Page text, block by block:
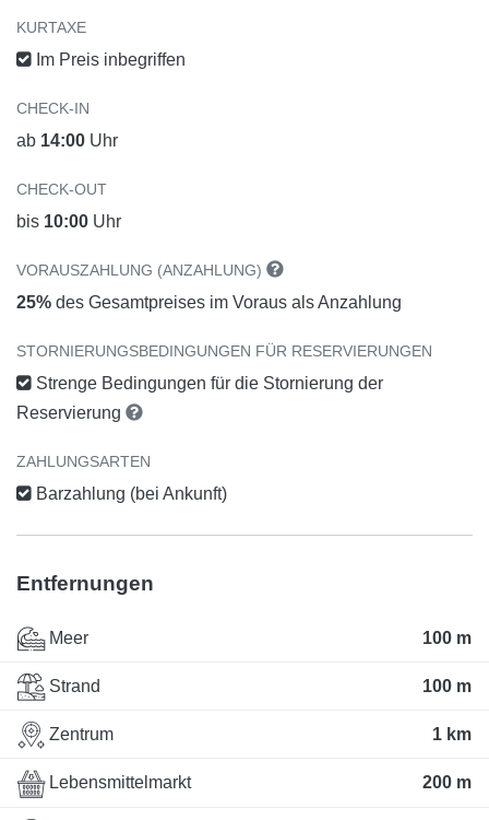
KURTAXE
Im Preis inbegriffen
CHECK-IN
ab 14:00 Uhr
CHECK-OUT
bis 10:00 Uhr
VORAUSZAHLUNG (ANZAHLUNG)
25% des Gesamtpreises im Voraus als Anzahlung
STORNIERUNGSBEDINGUNGEN FÜR RESERVIERUNGEN
Strenge Bedingungen für die Stornierung der
Reservierung
ZAHLUNGSARTEN
Barzahlung (bei Ankunft)
Entfernungen
Meer 100 m
Strand 100 m
Zentrum 1 km
Lebensmittelmarkt 200 m